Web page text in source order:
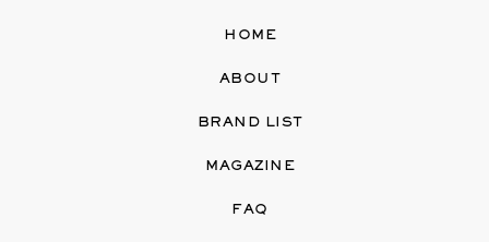
HOME
ABOUT
BRAND LIST
MAGAZINE
FAQ